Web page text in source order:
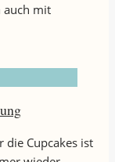
auch mit
die Cupcakes ist